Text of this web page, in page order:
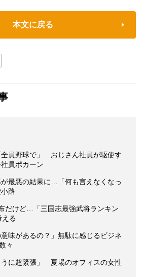
本文に戻る
全員野球で」…おじさん社員が駆使す
員ポカーン
最悪の結果に…「何も言えなくなっ
路
だけど…「三国志最強武将ランキン
える
意味があるの？」無駄に感じるビジネ
々
うに超緊張」 夏場のオフィスの女性